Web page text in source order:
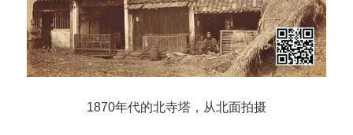
1870年代的北寺塔，从北面拍摄